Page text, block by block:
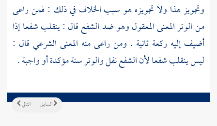
وتجويز هذا ولا تجويزه هو سبب الخلاف في ذلك : فمن راعى
من الوتر المعنى المعقول وهو ضد الشفع قال : ينقلب شفعا إذا
أضيف إليه ركعة ثانية . ومن راعى منه المعنى الشرعي قال :
ليس ينقلب شفعا لأن الشفع نفل والوتر سنة مؤكدة أو واجبة .
التالي السابق